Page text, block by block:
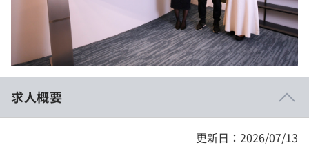
法人向けプラン
学校向けプラン
求人概要
更新日：2026/07/13